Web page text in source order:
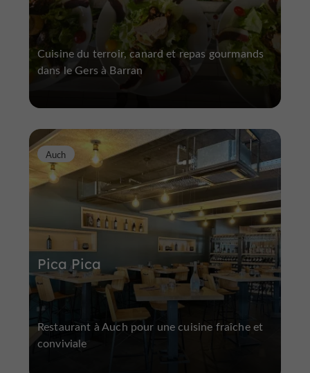
Cuisine du terroir, canard et repas gourmands
dans le Gers à Barran
Pica Pica
Auch
Restaurant à Auch pour une cuisine fraîche et
conviviale